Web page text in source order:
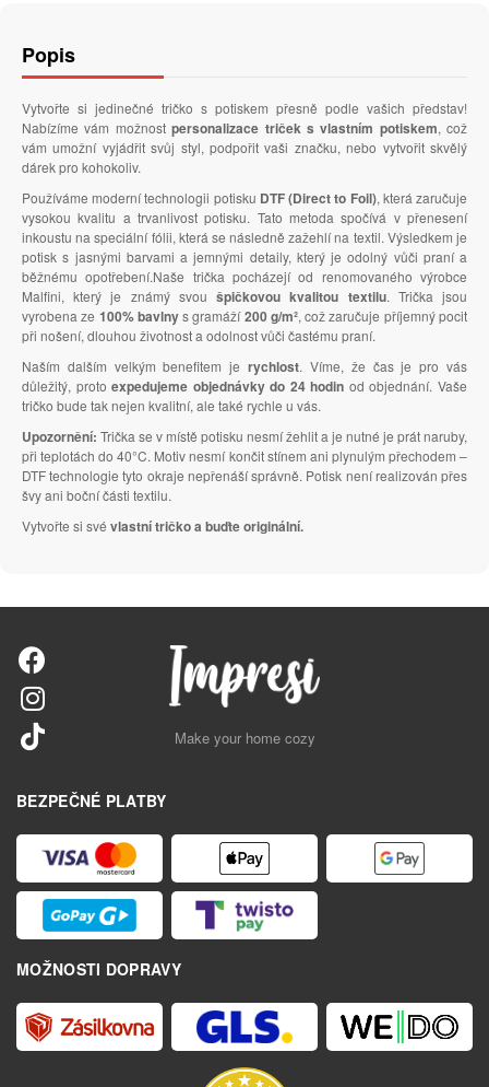
Popis
Vytvořte si jedinečné tričko s potiskem přesně podle vašich představ!
Nabízíme vám možnostpersonalizace triček s vlastním potiskem, což
vám umožní vyjádřit svůj styl, podpořit vaši značku, nebo vytvořit skvělý
dárek pro kohokoliv.
Používáme moderní technologii potisku DTF (Direct to Foil), která zaručuje
vysokou kvalitu a trvanlivost potisku. Tato metoda spočívá v přenesení
inkoustu na speciální fólii, která se následně zažehlí na textil. Výsledkem je
potisk s jasnými barvami a jemnými detaily, který je odolný vůči praní a
běžnému opotřebení.Naše trička pocházejí od renomovaného výrobce
Malfini, který je známý svoušpičkovou kvalitou textilu. Trička jsou
vyrobena ze 100% bavlnys gramáží200 g/m², což zaručuje příjemný pocit
při nošení, dlouhou životnost a odolnost vůči častému praní.
Naším dalším velkým benefitem jerychlost. Víme, že čas je pro vás
důležitý, protoexpedujeme objednávky do 24 hodin od objednání. Vaše
tričko bude tak nejen kvalitní, ale také rychle u vás.
Upozornění: Trička se v místě potisku nesmí žehlit a je nutné je prát naruby,
při teplotách do 40°C. Motiv nesmí končit stínem ani plynulým přechodem –
DTF technologie tyto okraje nepřenáší správně. Potisk není realizován přes
švy ani boční části textilu.
Vytvořte si své vlastní tričko a buďte originální.
Make your home cozy
BEZPEČNÉ PLATBY
MOŽNOSTI DOPRAVY